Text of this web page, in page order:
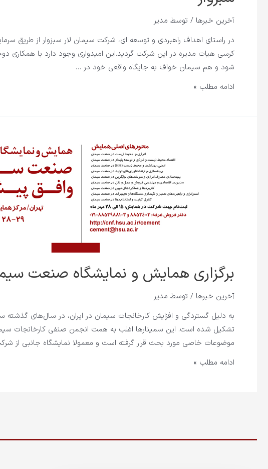
آخرین خبرها / توسط مدیر
در راستای اهداف راهبردی و توسعه ای، شرکت سیمان لار سبزوار از طریق
کرسی هیات مدیره در این شرکت گردید.این امیدواری وجود دارد با همکاری
شود و هم سیمان خواف به جایگاه واقعی خود در …
ادامه مطلب »
برگزاری همایش و نمایشگاه صنعت
آخرین خبرها / توسط مدیر
به دلیل گستردگی و افزایش کارخانجات سیمان در ایران، در سال‌های
تشکیل شده است. این سمینارها اغلب به همت انجمن صنفی کارخانجات
موضوعات خاصی مورد بحث قرار گرفته است و معمولا نمایشگاه جانبی از
ادامه مطلب »